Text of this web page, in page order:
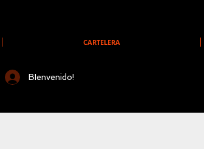
CARTELERA
BIenvenido!